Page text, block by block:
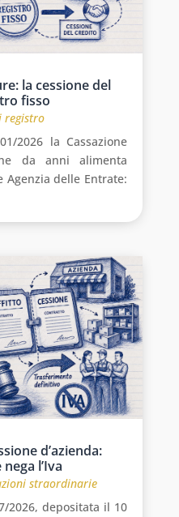
la cessione del
fisso
registro
2026 la Cassazione
da anni alimenta
Agenzia delle Entrate:
d’azienda:
l’Iva
straordinarie
2026, depositata il 10